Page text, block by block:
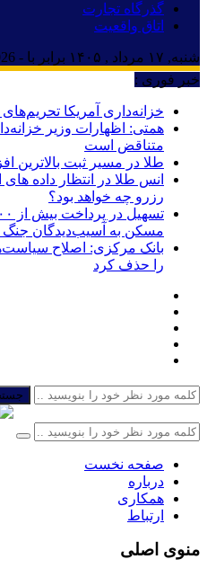
گذرگاه تجارت
اتاق واقعیت
شنبه, ۱۷ مرداد , ۱۴۰۵ برابر با - Saturday, 8 August , 2026
خبر فوری :
خزانه‌داری آمریکا
همتی: اظهارات وزیر
متناقض است
طلا در مسیر ثبت بالاترین
انس طلا در انتظار داده
رزرو چه خواهد بود؟
مسکن به آسیب‌دیدگان جنگ
بانک مرکزی: اصلاح
را حذف کرد
صفحه نخست
درباره
همکاری
ارتباط
منوی اصلی